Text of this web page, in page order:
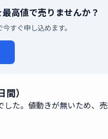
高値で売りませんか？
すぐ申し込めます。
）
した。値動きが無いため、